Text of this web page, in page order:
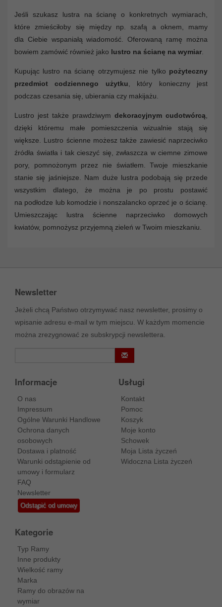
Jeśli szukasz lustra na ścianę o konkretnych wymiarach,
które zmieściłoby się między np. szafą a oknem, mamy
dla Ciebie wspaniałą wiadomość. Oferowaną ramę można
bowiem zamówić również jako lustro na ścianę na wymiar
Kupując lustro na ścianę otrzymujesz nie tylko pożyteczny
przedmiot codziennego użytku , który konieczny jest
podczas czesania się, ubierania czy makijażu.
Lustro jest także prawdziwym dekoracyjnym cudotwórcą
dzięki któremu małe pomieszczenia wizualnie stają się
większe. Lustro ścienne możesz także zawiesić naprzeciwko
źródła światła i tak cieszyć się, zwłaszcza w ciemne zimowe
pory, pomnożonym przez nie światłem. Twoje mieszkanie
stanie się jaśniejsze. Nam duże lustra podobają się przede
wszystkim dlatego, że można je po prostu postawić
na podłodze lub komodzie i nonszalancko oprzeć je o ścianę.
Umieszczając lustra ścienne naprzeciwko domowych
kwiatów, pomnożysz przyjemną zieleń w Twoim mieszkaniu.
Newsletter
Jeżeli chcą Państwo otrzymywać nasz newsletter, prosimy o
wpisanie adresu e-mail w tym miejscu. W każdym momencie
można zrezygnować ze subskrypcji newslettera.
Informacje
O nas
Impressum
Ogólne Warunki Handlowe
Ochrona danych
osobowych
Dostawa i platność
Warunki odstąpienie od
umowy i formularz
FAQ
Newsletter
Odstąpić od umowy
Usługi
Kontakt
Pomoc
Koszyk
Moje konto
Schowek
Moja Lista życzeń
Widoczna Lista życzeń
Kategorie
Typ Ramy
Inne produkty
Wielkość ramy
Marka
Ramy do obrazów na
wymiar